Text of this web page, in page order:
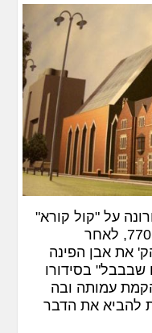
על "קול קורא"
להרחבת והגדלת בית חיינו – 770, לאחר
את אבן הפינה
שבבבל" בסידורו
עמותה ובה
להביא את הדבר